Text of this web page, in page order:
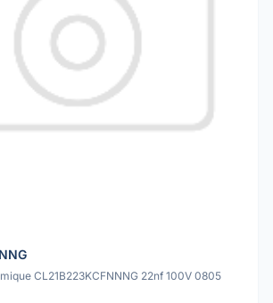
CL21B223KCFNNNG 22nf 100V 0805